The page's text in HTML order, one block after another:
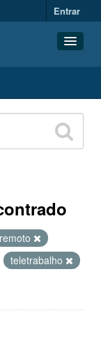
Entrar
remoto
teletrabalho